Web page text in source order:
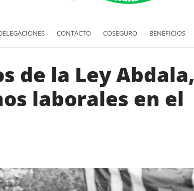
CONTACTO COSEGURO BENEFICIOS
de la Ley Abdala,
laborales en el